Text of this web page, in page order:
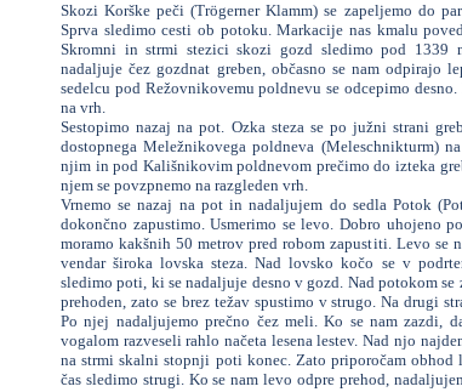
Skozi Korške peči (Trögerner Klamm) se zapeljemo do
Sprva sledimo cesti ob potoku. Markacije nas kmalu
Skromni in strmi stezici skozi gozd sledimo pod 1339
nadaljuje čez gozdnat greben, občasno se nam odpirajo
sedelcu pod Režovnikovemu poldnevu se odcepimo
na vrh.
Sestopimo nazaj na pot. Ozka steza se po južni strani
dostopnega Meležnikovega poldneva (Meleschnikturm)
njim in pod Kališnikovim poldnevom prečimo do izteka
njem se povzpnemo na razgleden vrh.
Vrnemo se nazaj na pot in nadaljujem do sedla Potok
dokončno zapustimo. Usmerimo se levo. Dobro uhojeno
moramo kakšnih 50 metrov pred robom zapustiti. Levo se
vendar široka lovska steza. Nad lovsko kočo se v
sledimo poti, ki se nadaljuje desno v gozd. Nad potokom
prehoden, zato se brez težav spustimo v strugo. Na drugi
Po njej nadaljujemo prečno čez meli. Ko se nam zazdi,
vogalom razveseli rahlo načeta lesena lestev. Nad njo
na strmi skalni stopnji poti konec. Zato priporočam obhod
čas sledimo strugi. Ko se nam levo odpre prehod,